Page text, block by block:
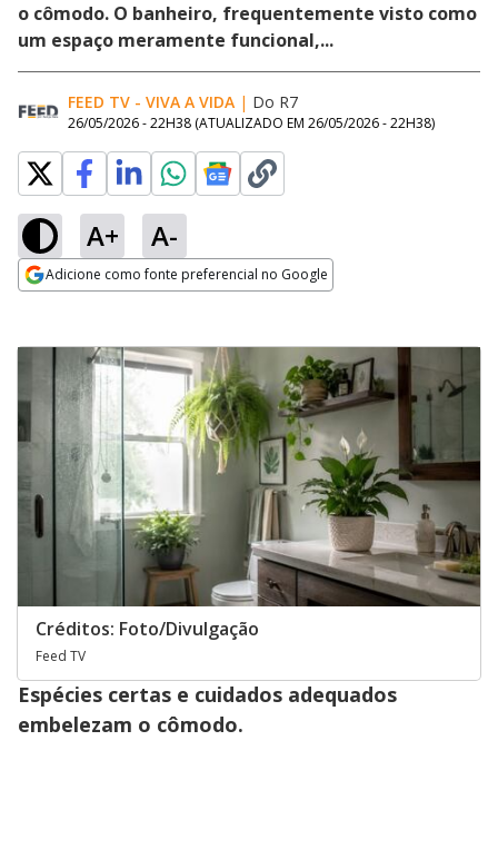
o cômodo. O banheiro, frequentemente visto como
um espaço meramente funcional,...
FEED TV - VIVA A VIDA | Do R7
26/05/2026 - 22H38 (ATUALIZADO EM 26/05/2026 - 22H38)
A+ A-
Adicione como fonte preferencial no Google
Créditos: Foto/Divulgação
Feed TV
Espécies certas e cuidados adequados
embelezam o cômodo.